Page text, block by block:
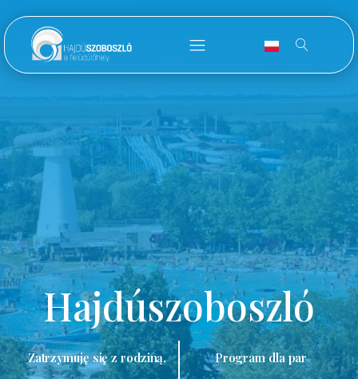
Hajdúszoboszló
Zatrzymuję się z rodziną. Program dla par